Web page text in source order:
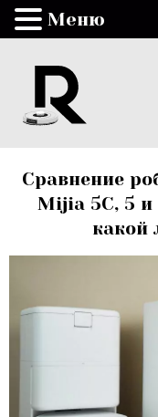
Сравнение
Mijia 5C, 5 и
какой
Меню